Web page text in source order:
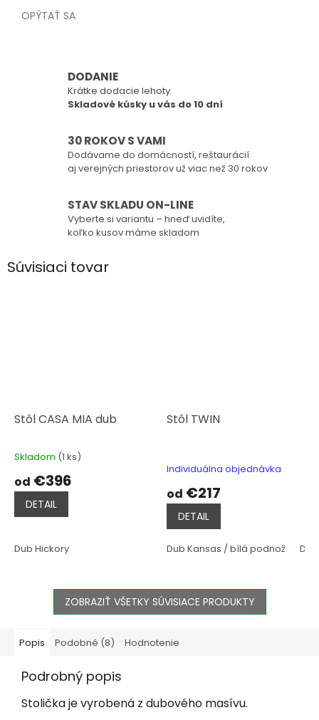
OPÝTAŤ SA
DODANIE
Krátke dodacie lehoty
Skladové kúsky u vás do 10 dní
30 ROKOV S VAMI
Dodávame do domácností, reštaurácií
aj verejných priestorov už viac než 30 rokov
STAV SKLADU ON-LINE
Vyberte si variantu – hneď uvidíte,
koľko kusov máme skladom
Súvisiaci tovar
Stôl CASA MIA dub
Priemerné
produktu
je
5,0
z
hviezdičiek.
Skladom (1 ks)
od €396
DETAIL
Dub Hickory
Stôl TWIN
Individuálna objednávka
od €217
DETAIL
Dub Kansas / bílá podnož
ZOBRAZIŤ VŠETKY SÚVISIACE PRODUKTY
Popis Podobné (8) Hodnotenie
Podrobný popis
Stolička je vyrobená z dubového masívu.